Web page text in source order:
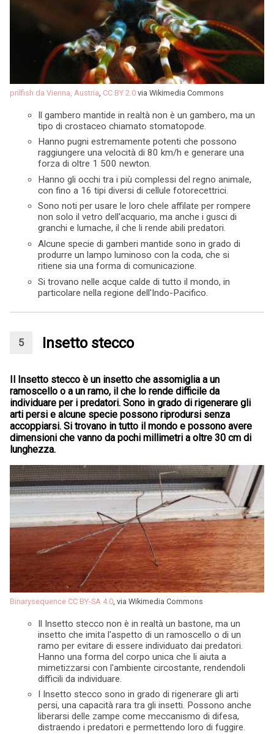
prilfish da Vienna, Austria CC BY 2.0 via Wikimedia Commons
Il gambero mantide in realtà non è un gambero, ma un
tipo di crostaceo chiamato stomatopode.
Hanno pugni estremamente potenti che possono
raggiungere una velocità di 80 km/h e generare una
forza di oltre 1 500 newton.
Hanno gli occhi tra i più complessi del regno animale,
con fino a 16 tipi diversi di cellule fotorecettrici.
Sono noti per usare le loro chele affilate per rompere
non solo il vetro dell'acquario, ma anche i gusci di
granchi e lumache, il che li rende abili predatori.
Alcune specie di gamberi mantide sono in grado di
produrre un lampo luminoso con la coda, che si
ritiene sia una forma di comunicazione.
Si trovano nelle acque calde di tutto il mondo, in
particolare nella regione dell'Indo-Pacifico.
Insetto stecco
Il Insetto stecco è un insetto che assomiglia a un
ramoscello o a un ramo, il che lo rende difficile da
individuare per i predatori. Sono in grado di rigenerare gli
arti persi e alcune specie possono riprodursi senza
accoppiarsi. Si trovano in tutto il mondo e possono avere
dimensioni che vanno da pochi millimetri a oltre 30 cm di
lunghezza.
Binarysequence CC BY-SA 4.0 , via Wikimedia Commons
Il Insetto stecco non è in realtà un bastone, ma un
insetto che imita l'aspetto di un ramoscello o di un
ramo per evitare di essere individuato dai predatori.
Hanno una forma del corpo unica che li aiuta a
mimetizzarsi con l'ambiente circostante, rendendoli
difficili da individuare.
I Insetto stecco sono in grado di rigenerare gli arti
persi, una capacità rara tra gli insetti. Possono anche
liberarsi delle zampe come meccanismo di difesa,
distraendo i predatori e permettendo loro di fuggire.